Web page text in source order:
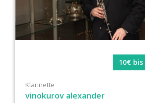
10€ bis
Klarinette
vinokurov alexander